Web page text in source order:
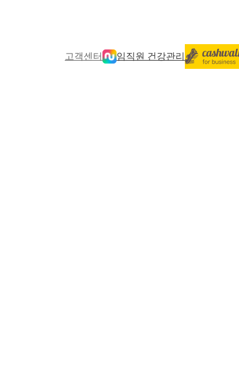
고객센터 임직원 건강관리